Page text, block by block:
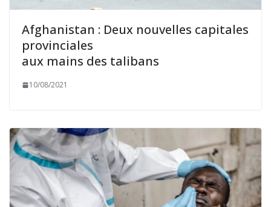
Afghanistan : Deux nouvelles capitales
provinciales
aux mains des talibans
10/08/2021